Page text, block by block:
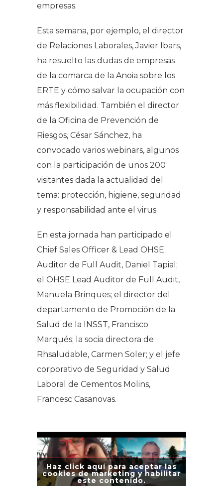
empresas.
Esta semana, por ejemplo, el director
de Relaciones Laborales, Javier Ibars,
ha resuelto las dudas de empresas
de la comarca de la Anoia sobre los
ERTE y cómo salvar la ocupación con
más flexibilidad. También el director
de la Oficina de Prevención de
Riesgos, César Sánchez, ha
convocado varios webinars, algunos
con la participación de unos 200
visitantes dada la actualidad del
tema: protección, higiene, seguridad
y responsabilidad ante el virus.
En esta jornada han participado el
Chief Sales Officer & Lead OHSE
Auditor de Full Audit, Daniel Tapial;
el OHSE Lead Auditor de Full Audit,
Manuela Brinques; el director del
departamento de Promoción de la
Salud de la INSST, Francisco
Marqués; la socia directora de
Rhsaludable, Carmen Soler; y el jefe
corporativo de Seguridad y Salud
Laboral de Cementos Molins,
Francesc Casanovas.
Haz click aquí para aceptar las
cookies de marketing y habilitar
este contenido.